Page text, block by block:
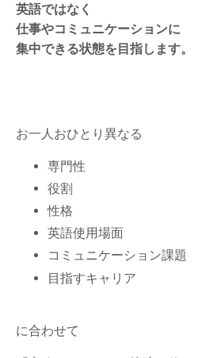
英語ではなく
仕事やコミュニケーションに
集中できる状態を目指します。
お一人おひとり異なる
専門性
役割
性格
英語使用場面
コミュニケーション課題
目指すキャリア
に合わせて